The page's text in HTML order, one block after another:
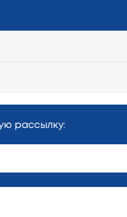
рассылку: